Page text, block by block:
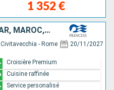
1 352 €
ITALIE, ESPAGNE, GIBRALTAR, MAROC, TENERIFE, HONDURAS, ÉTATS-UNIS
Civitavecchia - Rome 20/11/2027
Croisière Premium
Cuisine raffinée
Service personalisé